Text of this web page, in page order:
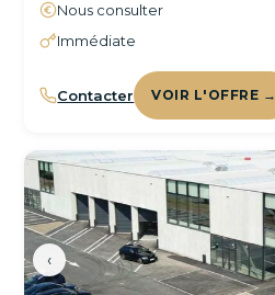
Nous consulter
Immédiate
Contacter VOIR L'OFFRE →
‹